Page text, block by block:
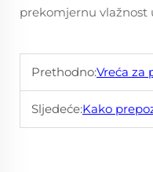
prekomjernu vlažnost
Prethodno:Vreća za
Sljedeće:Kako